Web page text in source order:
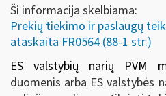
Ši informacija skelbiama:
Prekių tiekimo ir paslaugų
ataskaita FR0564 (88-1 str.)
ES valstybių narių PVM
duomenis arba ES valstybės